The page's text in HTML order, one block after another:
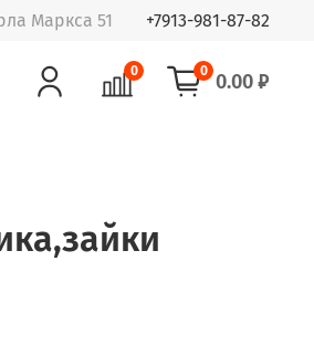
Маркса 51 +7913-981-87-82
0 0 0.00 ₽